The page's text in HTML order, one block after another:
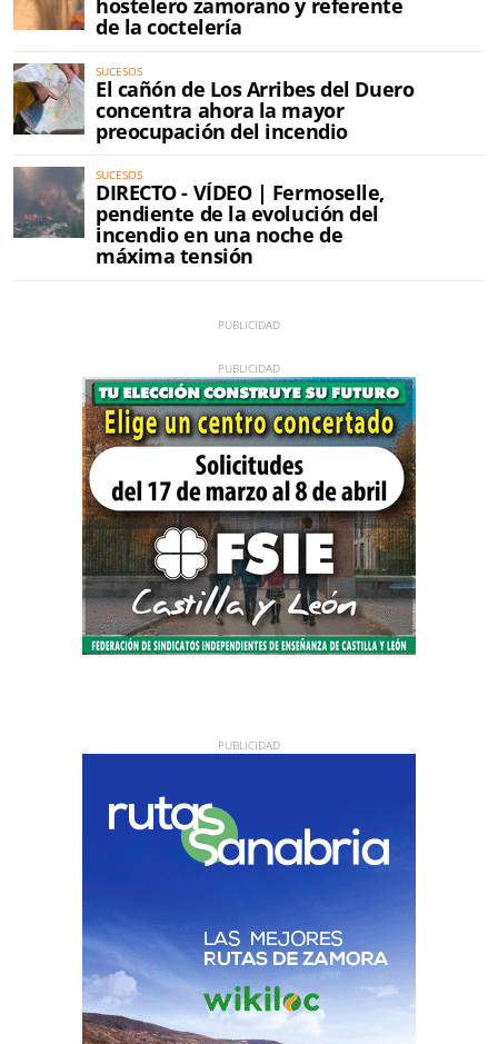
hostelero zamorano y referente
de la coctelería
SUCESOS
El cañón de Los Arribes del Duero
concentra ahora la mayor
preocupación del incendio
SUCESOS
DIRECTO - VÍDEO | Fermoselle,
pendiente de la evolución del
incendio en una noche de
máxima tensión